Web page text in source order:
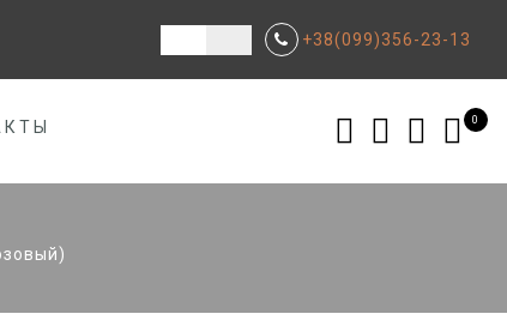
+38(099)356-23-13
0